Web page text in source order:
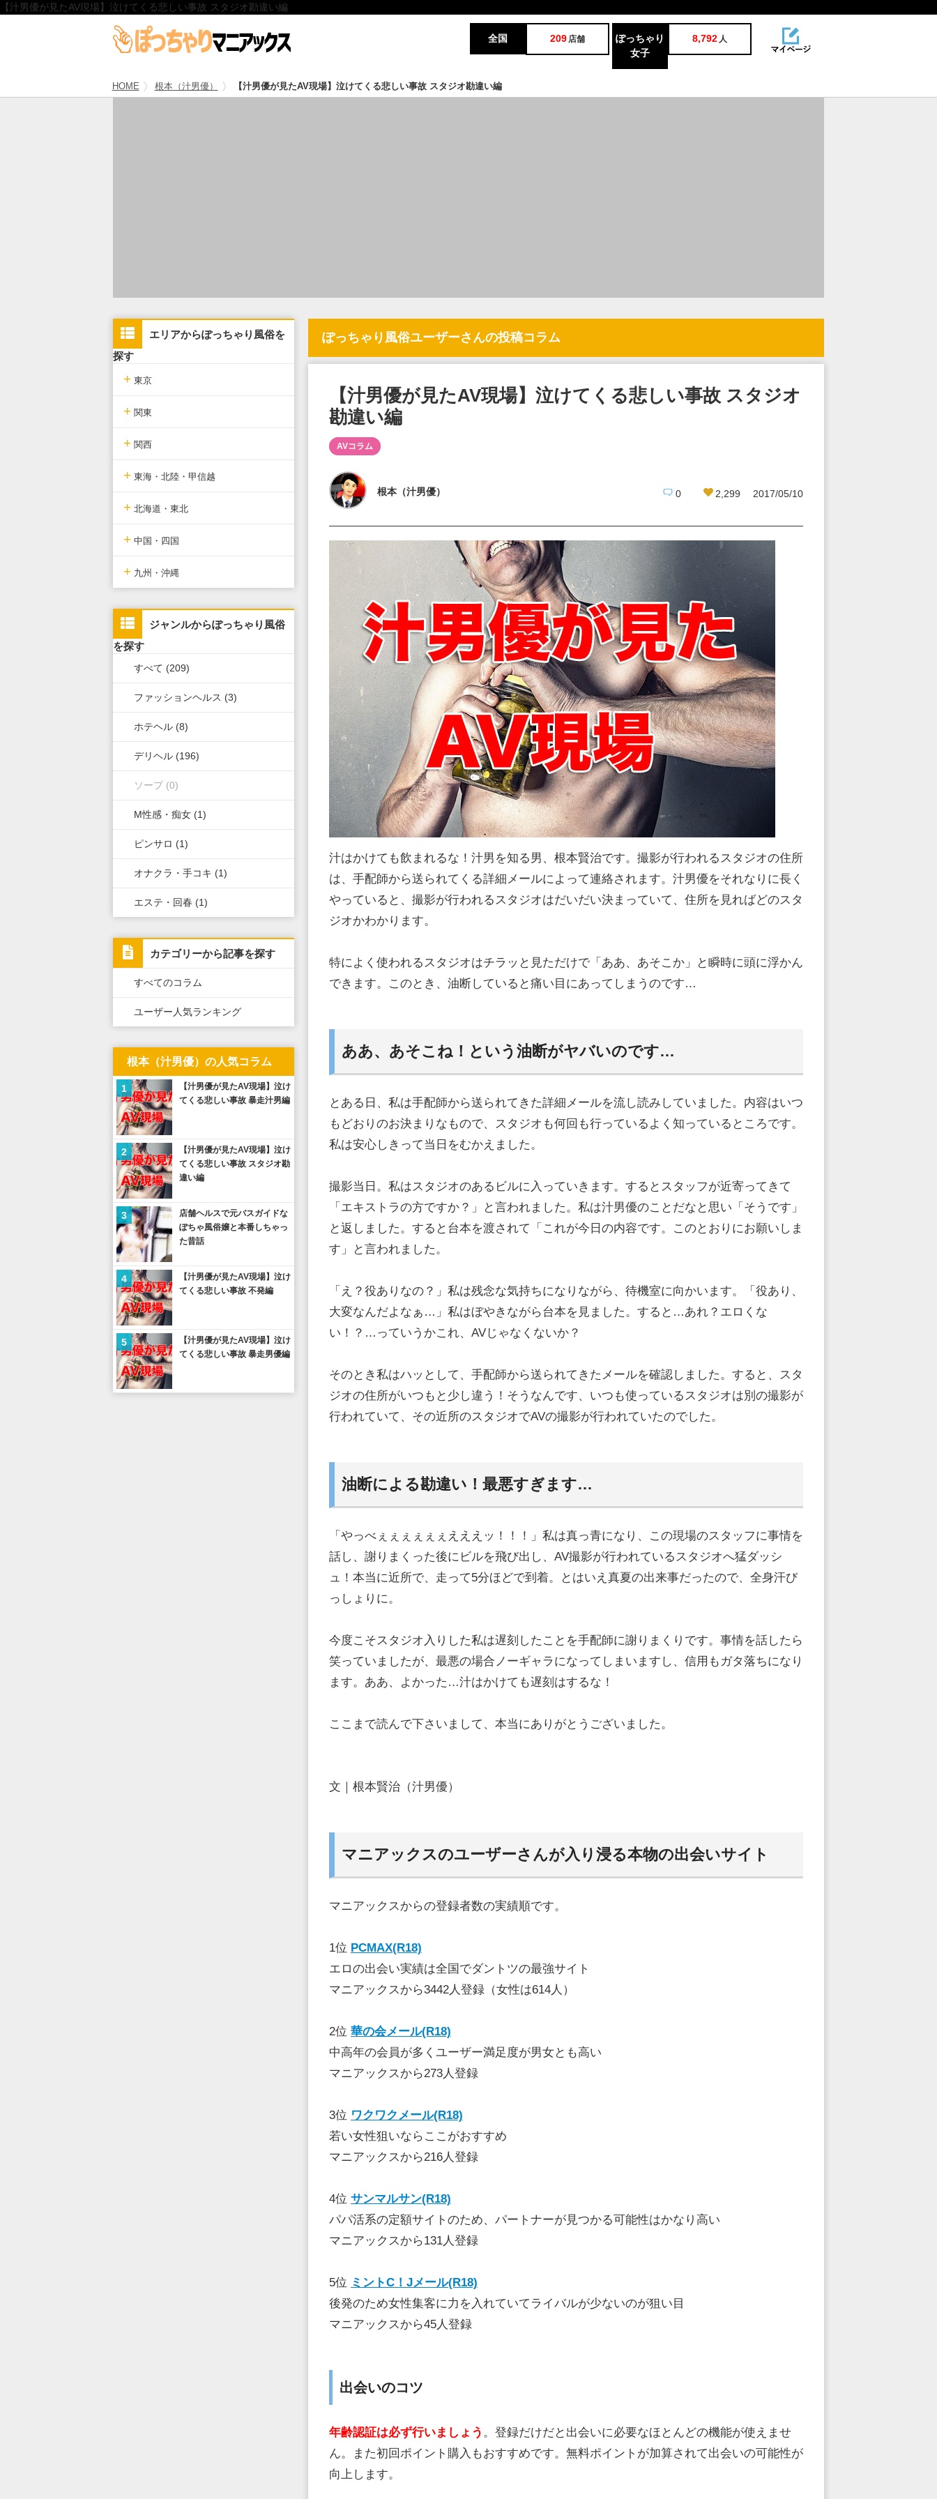
【汁男優が見たAV現場】泣けてくる悲しい事故 スタジオ勘違い編
全国 209 店舗
ぽっちゃり
女子
8,792 人
HOME 根本（汁男優） 【汁男優が見たAV現場】泣けてくる悲しい事故 スタジオ勘違い編
エリアからぽっちゃり風俗を
探す
+ 東京
東京版TOP
東京全域
新宿・歌舞伎町・新大久保・高
新橋・汐留・銀座・六本木・赤
上野・鶯谷・神田・秋葉原・日
暮里
+ 関東
関東版TOP
関東全域
埼玉県
神奈川県
千葉県
群馬県
+ 関西
関西版TOP
関西全域
大阪府
京都府
奈良県
和歌山県
+ 東海・北陸・甲信越
東海・北陸・甲信越版TOP
東海・北陸・甲信越全域
愛知県
岐阜県
三重県
山梨県
長野県
+ 北海道・東北
北海道・東北版TOP
北海道・東北全域
青森県
秋田県
山形県
岩手県
+ 中国・四国
中国・四国版TOP
岡山県
鳥取県
島根県
山口県
+ 九州・沖縄
福岡県
熊本県
佐賀県
長崎県
ジャンルからぽっちゃり風俗
を探す
すべて (209)
ファッションヘルス (3)
ホテヘル (8)
デリヘル (196)
ソープ (0)
M性感・痴女 (1)
ピンサロ (1)
オナクラ・手コキ (1)
エステ・回春 (1)
カテゴリーから記事を探す
すべてのコラム
ユーザー人気ランキング
根本（汁男優）の人気コラム
1
【汁男優が見たAV現場】泣け
てくる悲しい事故 暴走汁男編
2
【汁男優が見たAV現場】泣け
てくる悲しい事故 スタジオ勘
違い編
3
店舗ヘルスで元バスガイドな
ぽちゃ風俗嬢と本番しちゃっ
た昔話
4
【汁男優が見たAV現場】泣け
てくる悲しい事故 不発編
5
【汁男優が見たAV現場】泣け
てくる悲しい事故 暴走男優編
ぽっちゃり風俗ユーザーさんの投稿コラム
【汁男優が見たAV現場】泣けてくる悲しい事故 スタジオ
勘違い編
AVコラム
根本（汁男優） 0 2,299 2017/05/10
汁はかけても飲まれるな！汁男を知る男、根本賢治です。撮影が行われるスタジオの住所
は、手配師から送られてくる詳細メールによって連絡されます。汁男優をそれなりに長く
やっていると、撮影が行われるスタジオはだいだい決まっていて、住所を見ればどのスタ
ジオかわかります。
特によく使われるスタジオはチラッと見ただけで「ああ、あそこか」と瞬時に頭に浮かん
できます。このとき、油断していると痛い目にあってしまうのです…
ああ、あそこね！という油断がヤバいのです…
とある日、私は手配師から送られてきた詳細メールを流し読みしていました。内容はいつ
もどおりのお決まりなもので、スタジオも何回も行っているよく知っているところです。
私は安心しきって当日をむかえました。
撮影当日。私はスタジオのあるビルに入っていきます。するとスタッフが近寄ってきて
「エキストラの方ですか？」と言われました。私は汁男優のことだなと思い「そうです」
と返しました。すると台本を渡されて「これが今日の内容です。このとおりにお願いしま
す」と言われました。
「え？役ありなの？」私は残念な気持ちになりながら、待機室に向かいます。「役あり、
大変なんだよなぁ…」私はぼやきながら台本を見ました。すると…あれ？エロくな
い！？…っていうかこれ、AVじゃなくないか？
そのとき私はハッとして、手配師から送られてきたメールを確認しました。すると、スタ
ジオの住所がいつもと少し違う！そうなんです、いつも使っているスタジオは別の撮影が
行われていて、その近所のスタジオでAVの撮影が行われていたのでした。
油断による勘違い！最悪すぎます…
「やっべぇぇぇぇぇぇえええッ！！！」私は真っ青になり、この現場のスタッフに事情を
話し、謝りまくった後にビルを飛び出し、AV撮影が行われているスタジオへ猛ダッシ
ュ！本当に近所で、走って5分ほどで到着。とはいえ真夏の出来事だったので、全身汗び
っしょりに。
今度こそスタジオ入りした私は遅刻したことを手配師に謝りまくりです。事情を話したら
笑っていましたが、最悪の場合ノーギャラになってしまいますし、信用もガタ落ちになり
ます。ああ、よかった…汁はかけても遅刻はするな！
ここまで読んで下さいまして、本当にありがとうございました。
文｜根本賢治（汁男優）
マニアックスのユーザーさんが入り浸る本物の出会いサイト
マニアックスからの登録者数の実績順です。
1位 PCMAX(R18)
エロの出会い実績は全国でダントツの最強サイト
マニアックスから3442人登録（女性は614人）
2位 華の会メール(R18)
中高年の会員が多くユーザー満足度が男女とも高い
マニアックスから273人登録
3位 ワクワクメール(R18)
若い女性狙いならここがおすすめ
マニアックスから216人登録
4位 サンマルサン(R18)
パパ活系の定額サイトのため、パートナーが見つかる可能性はかなり高い
マニアックスから131人登録
5位 ミントC！Jメール(R18)
後発のため女性集客に力を入れていてライバルが少ないのが狙い目
マニアックスから45人登録
出会いのコツ
年齢認証は必ず行いましょう 。登録だけだと出会いに必要なほとんどの機能が使えませ
ん。また初回ポイント購入もおすすめです。無料ポイントが加算されて出会いの可能性が
向上します。